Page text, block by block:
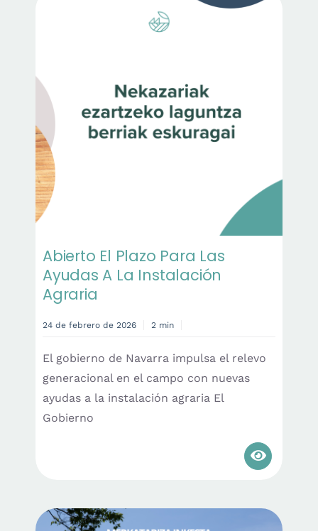
Abierto El Plazo Para Las
Ayudas A La Instalación
Agraria
24 de febrero de 2026 2 min
El gobierno de Navarra impulsa el relevo
generacional en el campo con nuevas
ayudas a la instalación agraria El
Gobierno